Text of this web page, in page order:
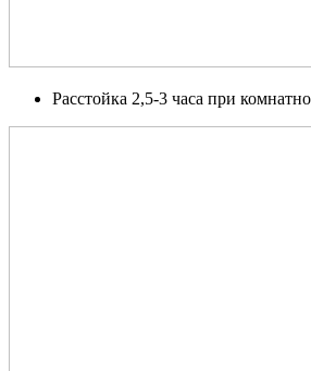
Расстойка 2,5-3 часа при